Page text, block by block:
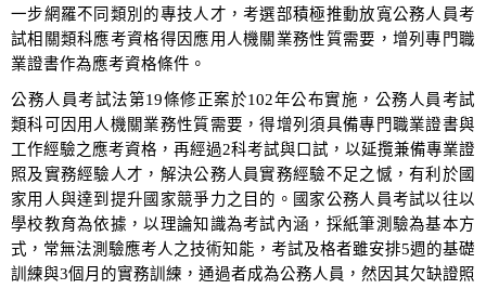
一步網羅不同類別的專技人才，考選部積極推動放寬公務人員考
試相關類科應考資格得因應用人機關業務性質需要，增列專門職
業證書作為應考資格條件。
公務人員考試法第19條修正案於102年公布實施，公務人員考試
類科可因用人機關業務性質需要，得增列須具備專門職業證書與
工作經驗之應考資格，再經過2科考試與口試，以延攬兼備專業證
照及實務經驗人才，解決公務人員實務經驗不足之憾，有利於國
家用人與達到提升國家競爭力之目的。國家公務人員考試以往以
學校教育為依據，以理論知識為考試內涵，採紙筆測驗為基本方
式，常無法測驗應考人之技術知能，考試及格者雖安排5週的基礎
訓練與3個月的實務訓練，通過者成為公務人員，然因其欠缺證照